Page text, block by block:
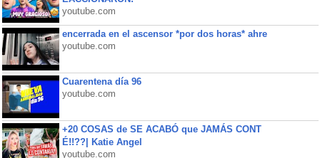
youtube.com
encerrada en el ascensor *por dos horas* ahre
youtube.com
Cuarentena día 96
youtube.com
+20 COSAS de SE ACABÓ que JAMÁS CONT
É!!??| Katie Angel
youtube.com